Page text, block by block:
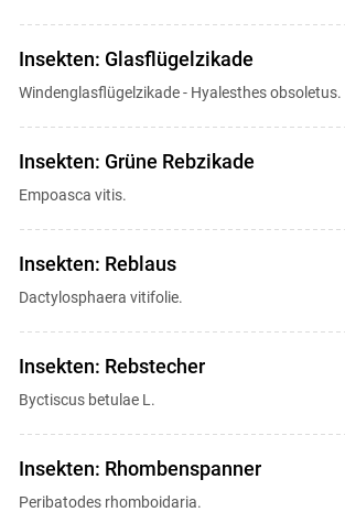
Insekten: Glasflügelzikade
Windenglasflügelzikade - Hyalesthes obsoletus.
Insekten: Grüne Rebzikade
Empoasca vitis.
Insekten: Reblaus
Dactylosphaera vitifolie.
Insekten: Rebstecher
Byctiscus betulae L.
Insekten: Rhombenspanner
Peribatodes rhomboidaria.